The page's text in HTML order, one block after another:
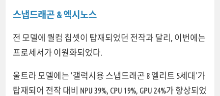
스냅드래곤 & 엑시노스
전 모델에 퀄컴 칩셋이 탑재되었던 전작과 달리, 이번에는
프로세서가 이원화되었다.
울트라 모델에는 '갤럭시용 스냅드래곤 8 엘리트 5세대'가
탑재되어 전작 대비 NPU 39%, CPU 19%, GPU 24%가 향상되었